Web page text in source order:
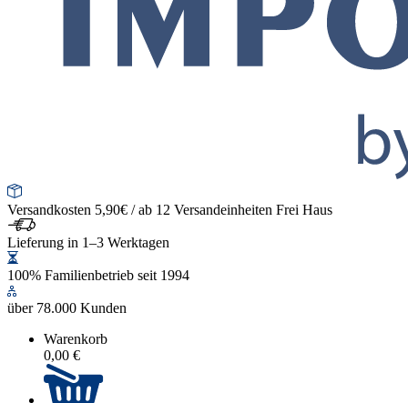
Versandkosten 5,90€ / ab 12 Versandeinheiten Frei Haus
Lieferung in 1–3 Werktagen
100% Familienbetrieb seit 1994
über 78.000 Kunden
Warenkorb
0,00 €